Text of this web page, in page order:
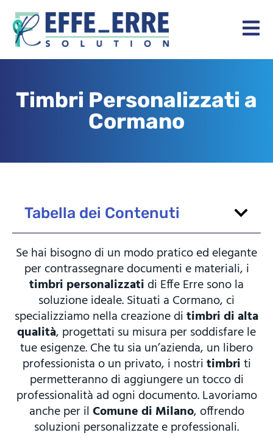
Timbri Personalizzati a
Cormano
Tabella dei Contenuti
Se hai bisogno di un modo pratico ed elegante
per contrassegnare documenti e materiali, i
timbri personalizzatidi Effe Erre sono la
soluzione ideale. Situati a Cormano, ci
specializziamo nella creazione ditimbri di alta
qualità, progettati su misura per soddisfare le
tue esigenze. Che tu sia un’azienda, un libero
professionista o un privato, i nostritimbriti
permetteranno di aggiungere un tocco di
professionalità ad ogni documento. Lavoriamo
anche per ilComune di Milano, offrendo
soluzioni personalizzate e professionali.